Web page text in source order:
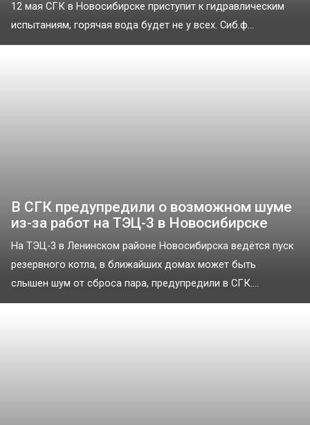
12 мая СГК в Новосибирске приступит к гидравлическим
испытаниям, горячая вода будет не у всех. Сиб.ф...
В СГК предупредили о возможном шуме
из-за работ на ТЭЦ-3 в Новосибирске
На ТЭЦ-3 в Ленинском районе Новосибирска ведётся пуск
резервного котла, в ближайших домах может быть
слышен шум от сброса пара, предупредили в СГК....